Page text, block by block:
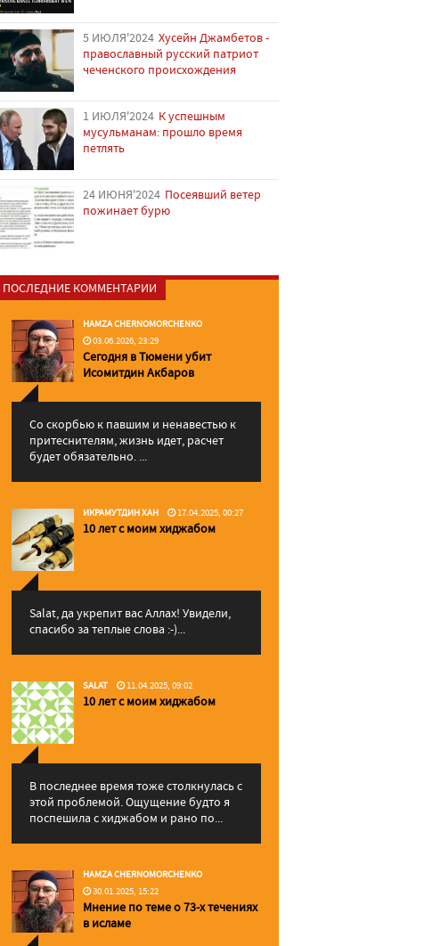
5 ИЮЛЯ'2024 Хусейн Джамбетов -
православный русский патриот
чеченского происхождения
1 ИЮЛЯ'2024 К успешным
мусульманам: прошло время
петлять
24 ИЮНЯ'2024 Посеявший ветер
пожинает бурю
ПОСЛЕДНИЕ КОММЕНТАРИИ
HAMZA CHERNOMORCHENKO
03.06.2026, 23:29
Сегодня в Тюмени убит
Исомитдин Акбаров
Со скорбью к павшим и ненавестью к
притеснителям, жизнь идет, расчет
будет обязательно. ...
ИКРАМУТДИН ХАН 17.04.2025, 00:27
10 лет с моим хиджабом
Salat, да укрепит вас Аллаx! Увидели,
спасибо за теплые слова :-)...
SALAT 11.04.2025, 09:02
10 лет с моим хиджабом
В последнее время тоже столкнулась с
этой проблемой. Ощущение будто я
поспешила с хиджабом и рано по...
HAMZA CHERNOMORCHENKO
30.01.2025, 15:22
Мнение по теме о 73-х течениях
в исламе